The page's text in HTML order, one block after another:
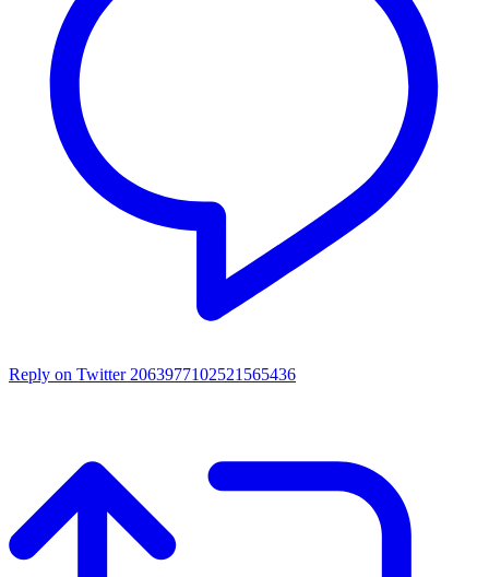
Reply on Twitter 2063977102521565436